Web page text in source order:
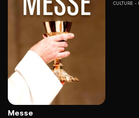
Messe
CULTURE